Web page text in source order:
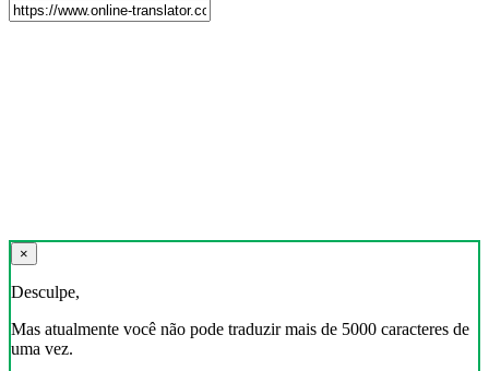
×
Desculpe,
Mas atualmente você não pode traduzir mais de 5000 caracteres de
uma vez.